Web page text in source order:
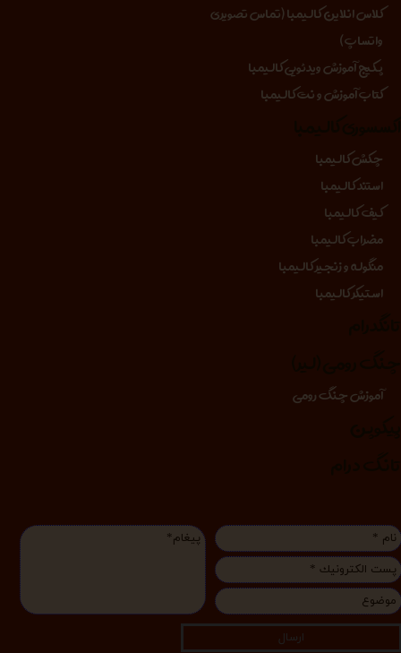
ارسال
کلاس انلاین کالیمبا (تماس تصویری
واتساپ)
پکیج آموزش ویدئویی کالیمبا
کتاب آموزش و نت کالیمبا
چکش کالیمبا
استند کالیمبا
کیف کالیمبا
مضراب کالیمبا
منگوله و زنجیر کالیمبا
استیکر کالیمبا
آموزش چنگ رومی